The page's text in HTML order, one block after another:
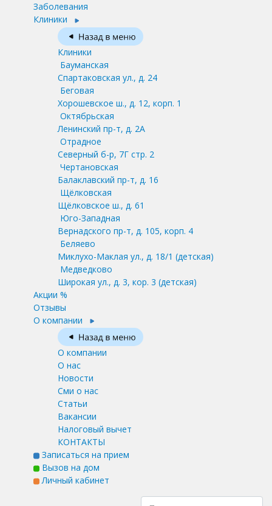
Заболевания
Клиники
Клиники
Бауманская
Спартаковская ул., д. 24
Беговая
Хорошевское ш., д. 12, корп. 1
Октябрьская
Ленинский пр-т, д. 2А
Отрадное
Северный б-р, 7Г стр. 2
Чертановская
Балаклавский пр-т, д. 16
Щёлковская
Щёлковское ш., д. 61
Юго-Западная
Вернадского пр-т, д. 105, корп. 4
Беляево
Миклухо-Маклая ул., д. 18/1 (детская)
Медведково
Широкая ул., д. 3, кор. 3 (детская)
Акции %
Отзывы
О компании
О компании
О нас
Новости
Сми о нас
Статьи
Вакансии
Налоговый вычет
КОНТАКТЫ
Записаться на прием
Вызов на дом
Личный кабинет